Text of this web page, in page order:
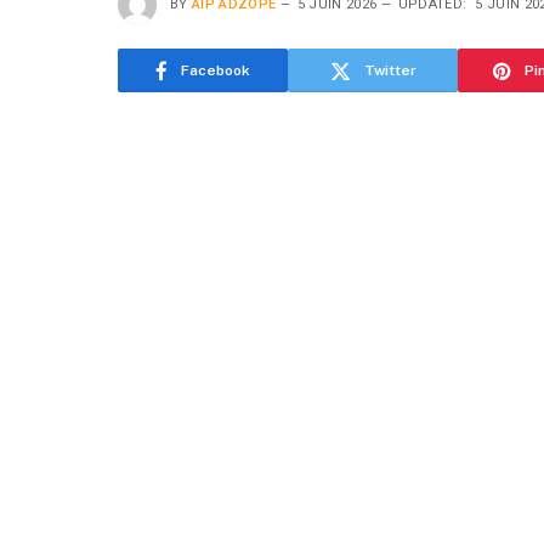
BY AIP ADZOPE 5 JUIN 2026 UPDATED: 5 JUIN
Facebook Twitter